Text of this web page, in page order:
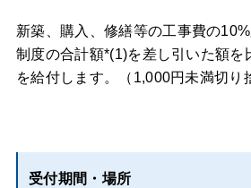
新築、購入、修繕等の工事費の
制度の合計額*(1)を差し引いた額を
を給付します。（1,000円未満切り
受付期間・場所